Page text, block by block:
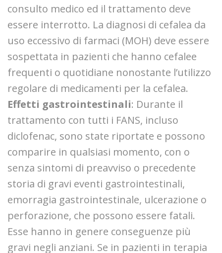
consulto medico ed il trattamento deve
essere interrotto. La diagnosi di cefalea da
uso eccessivo di farmaci (MOH) deve essere
sospettata in pazienti che hanno cefalee
frequenti o quotidiane nonostante l’utilizzo
regolare di medicamenti per la cefalea.
Effetti gastrointestinali: Durante il
trattamento con tutti i FANS, incluso
diclofenac, sono state riportate e possono
comparire in qualsiasi momento, con o
senza sintomi di preavviso o precedente
storia di gravi eventi gastrointestinali,
emorragia gastrointestinale, ulcerazione o
perforazione, che possono essere fatali.
Esse hanno in genere conseguenze più
gravi negli anziani. Se in pazienti in terapia